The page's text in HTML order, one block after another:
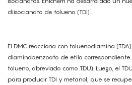
diisocianato de tolueno (TDI).
El DMC reacciona con toluenodiamina
diaminobenzoato de etilo
tolueno, abreviado como TDU). Luego, el
para producir TDI y metanol, que se